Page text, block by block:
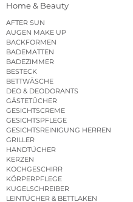
Home & Beauty
AFTER SUN
AUGEN MAKE UP
BACKFORMEN
BADEMATTEN
BADEZIMMER
BESTECK
BETTWÄSCHE
DEO & DEODORANTS
GÄSTETÜCHER
GESICHTSCREME
GESICHTSPFLEGE
GESICHTSREINIGUNG HERREN
GRILLER
HANDTÜCHER
KERZEN
KOCHGESCHIRR
KÖRPERPFLEGE
KUGELSCHREIBER
LEINTÜCHER & BETTLAKEN